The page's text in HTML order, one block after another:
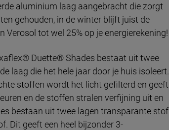
aluminium laag aangebracht die zorgt
gehouden, in de winter blijft juist de
tot wel 25% op je energierekening!
Duette® Shades bestaat uit twee
laag die het hele jaar door je huis isoleert.
stoffen wordt het licht gefilterd en geeft
en de stoffen stralen verfijning uit en
bestaan uit twee lagen transparante stof
Dit geeft een heel bijzonder 3-